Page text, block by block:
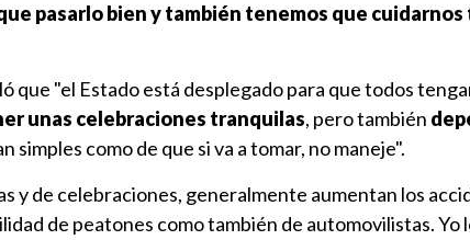
pasarlo bien y también tenemos que
que "el Estado está desplegado para que todos
unas celebraciones tranquilas, pero también
simples como de que si va a tomar, no maneje".
y de celebraciones, generalmente aumentan los
de peatones como también de automovilistas. Yo